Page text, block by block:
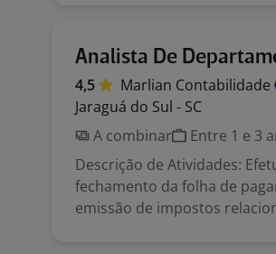
Analista De
4,5 Marlian Contabilidade
Jaraguá do Sul - SC
A combinar
Entre 1 e 3
Descrição de Atividades:
fechamento da folha de
emissão de impostos